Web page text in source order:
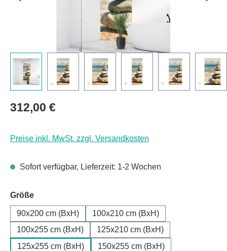
Regulärer Preis:
312,00 €
Preise inkl. MwSt. zzgl. Versandkosten
Sofort verfügbar, Lieferzeit: 1-2 Wochen
Größeauswählen
90x200 cm (BxH)
100x210 cm (BxH)
100x255 cm (BxH)
125x210 cm (BxH)
125x255 cm (BxH)
150x255 cm (BxH)